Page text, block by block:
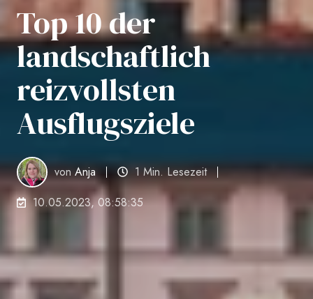
Top 10 der
landschaftlich
reizvollsten
Ausflugsziele
vonAnja
1 Min. Lesezeit
10.05.2023, 08:58:35